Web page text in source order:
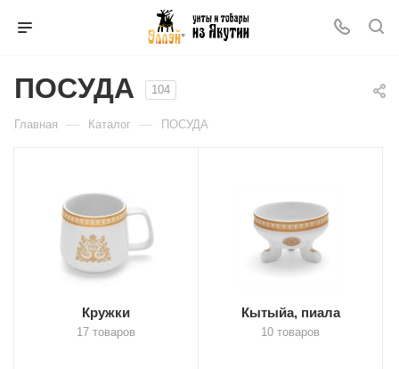
ПОСУДА 104
Главная — Каталог — ПОСУДА
Кружки
17 товаров
Кытыйа, пиала
10 товаров